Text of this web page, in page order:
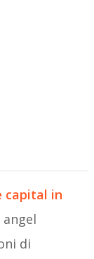
capital in
di